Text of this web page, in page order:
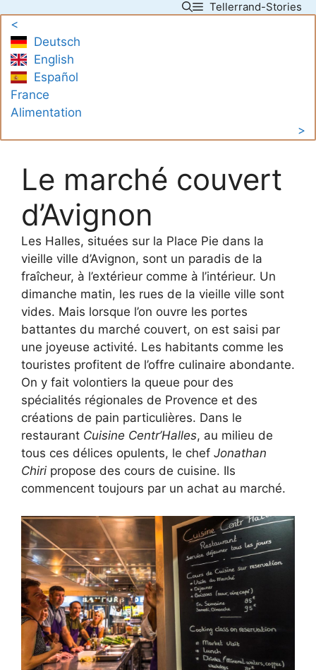
content
Tellerrand-Stories
<
Deutsch
English
Español
France
Alimentation
>
Le marché couvert
d’Avignon
Les Halles, situées sur la Place Pie dans la
vieille ville d’Avignon, sont un paradis de la
fraîcheur, à l’extérieur comme à l’intérieur. Un
dimanche matin, les rues de la vieille ville sont
vides. Mais lorsque l’on ouvre les portes
battantes du marché couvert, on est saisi par
une joyeuse activité. Les habitants comme les
touristes profitent de l’offre culinaire abondante.
On y fait volontiers la queue pour des
spécialités régionales de Provence et des
créations de pain particulières. Dans le
restaurant Cuisine Centr’Halles, au milieu de
tous ces délices opulents, le chef Jonathan
Chiri propose des cours de cuisine. Ils
commencent toujours par un achat au marché.